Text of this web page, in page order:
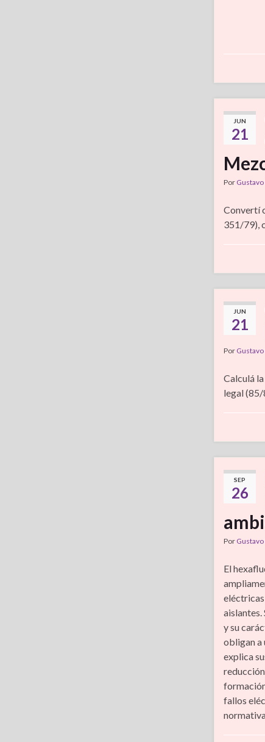
JUN
21
Por
Convertí
351/79),
JUN
21
Por
Calculá
legal
SEP
26
Por
El
aislantes.
y su
obligan a
explica
fallos